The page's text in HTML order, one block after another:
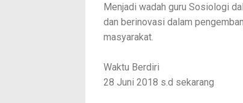
Menjadi wadah guru Sosiologi
dan berinovasi dalam
masyarakat.
Waktu Berdiri
28 Juni 2018 s.d sekarang